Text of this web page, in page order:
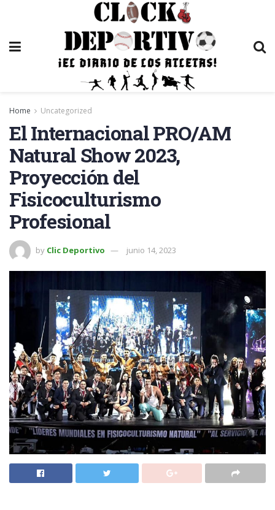
Home Uncategorized
El Internacional PRO/AM
Natural Show 2023,
Proyección del
Fisicoculturismo
Profesional
by Clic Deportivo junio 14, 2023